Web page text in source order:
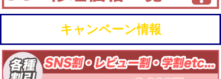
キャンペーン情報